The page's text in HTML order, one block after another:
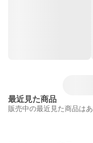
最近見た商品
販売中の最近見た商品はあ